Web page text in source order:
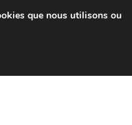
que nous utilisons ou